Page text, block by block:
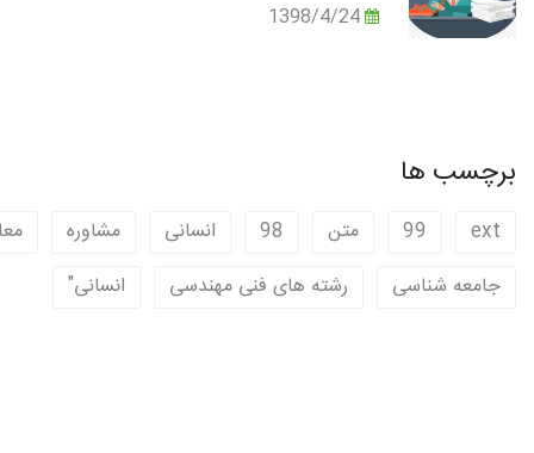
برچسب ها
ext
99 متن 98 انسانی مشاوره
جامعه شناسی
رشته های فنی مهندسی انسانی"